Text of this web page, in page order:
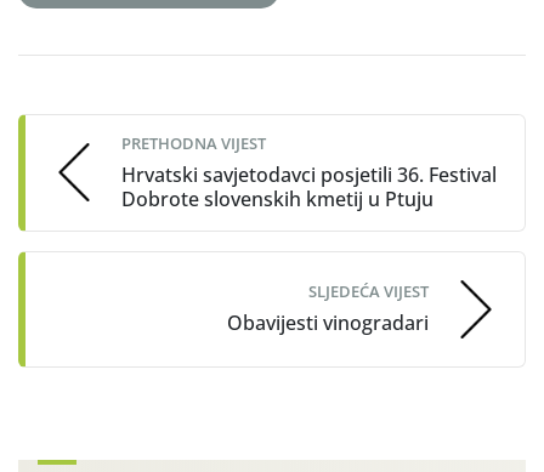
navigation
PRETHODNA VIJEST
Hrvatski savjetodavci posjetili 36. Festival
Dobrote slovenskih kmetij u Ptuju
SLJEDEĆA VIJEST
Obavijesti vinogradari